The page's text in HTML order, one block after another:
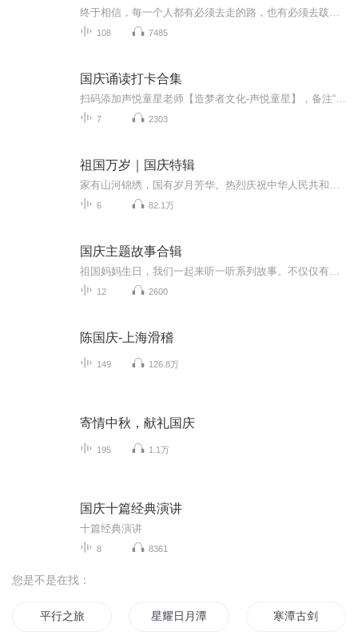
108 7485
国庆诵读打卡合集
7 2303
祖国万岁｜国庆特辑
6 82.1万
国庆主题故事合辑
12 2600
陈国庆-上海滑稽
149 126.8万
寄情中秋，献礼国庆
195 1.1万
国庆十篇经典演讲
十篇经典演讲
8 8361
您是不是在找：
平行之旅 星耀日月潭 寒潭古剑